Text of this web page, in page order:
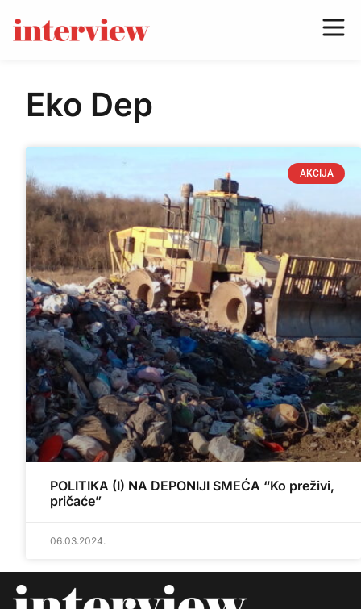
Eko Dep
AKCIJA
POLITIKA (I) NA DEPONIJI SMEĆA “Ko preživi,
pričaće”
06.03.2024.